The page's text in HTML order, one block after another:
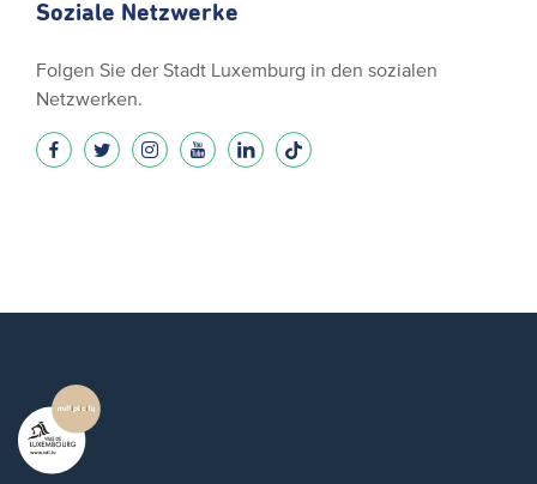
Soziale Netzwerke
Folgen Sie der Stadt Luxemburg in den sozialen
Netzwerken.